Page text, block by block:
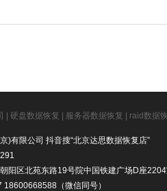
硬盘数据恢复 服务器数据恢复 raid数据
)有限公司 抖音搜“北京达思数据恢复店”
阳区北苑东路19号院中国铁建广场D座
（微信同号）